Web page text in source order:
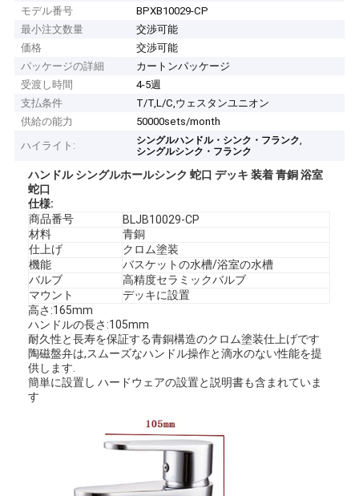
モデル番号
BPXB10029-CP
最小注文数量
交渉可能
価格
交渉可能
パッケージの詳細
カートンパッケージ
受渡し時間
4-5週
支払条件
T/T,L/C,ウェスタンユニオン
供給の能力
50000sets/month
ハイライト:
シングルハンドル・シンク・フランク,
シングルシンク・フランク
ハンドル シングルホールシンク 蛇口 デッキ 装着 青銅 浴室
蛇口
仕様:
商品番号
BLJB10029-CP
材料
青銅
仕上げ
クロム塗装
機能
バスケットの水槽/浴室の水槽
バルブ
高精度セラミックバルブ
マウント
デッキに設置
高さ:165mm
ハンドルの長さ:105mm
耐久性と長寿を保証する青銅構造のクロム塗装仕上げです
陶磁盤弁は,スムーズなハンドル操作と滴水のない性能を提
供します.
簡単に設置し ハードウェアの設置と説明書も含まれていま
す